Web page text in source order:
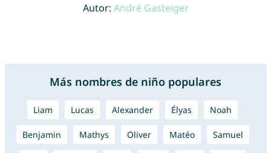
Autor: André Gasteiger
Más nombres de niño populares
Liam Lucas Alexander Élyas Noah
Benjamin Mathys Oliver Matéo Samuel